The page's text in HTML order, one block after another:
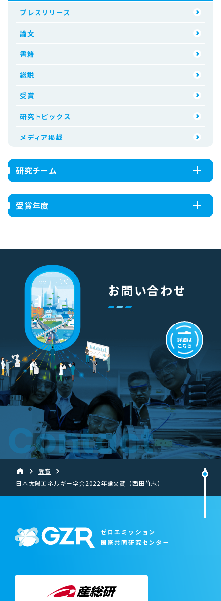
プレスリリース
論文
書籍
総説
受賞
研究トピックス
メディア掲載
研究チーム
受賞年度
Contact
お問い合わせ
詳細は
こちら
受賞
日本太陽エネルギー学会2022年論文賞（西田竹志）